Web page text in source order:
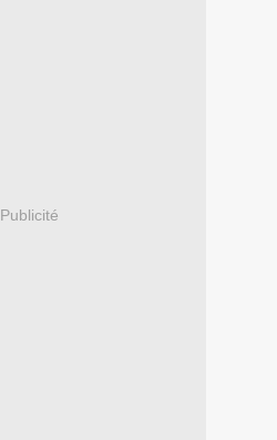
Publicité